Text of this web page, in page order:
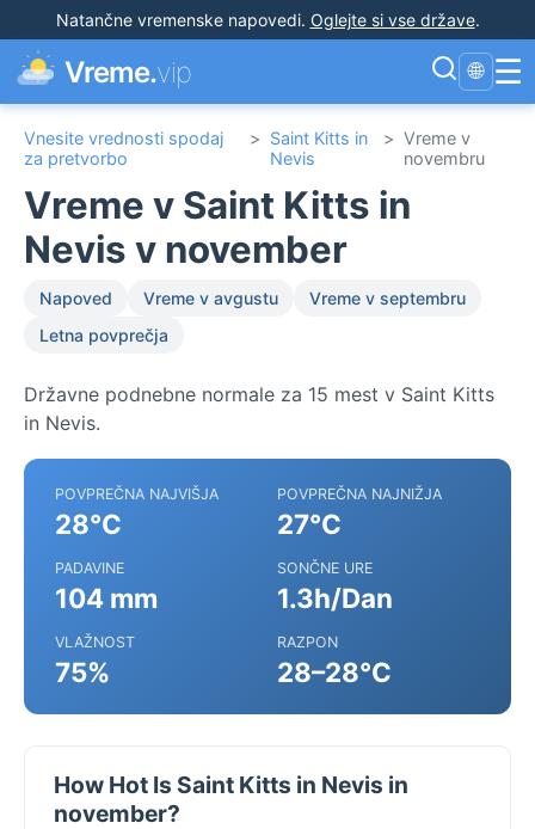
Natančne vremenske napovedi. Oglejte si vse države.
Vreme.vip 🌐 ☰
Vnesite vrednosti spodaj
za pretvorbo
> Saint Kitts in
Nevis
> Vreme v
novembru
Vreme v Saint Kitts in
Nevis v november
Napoved Vreme v avgustu
Vreme v septembru
Letna povprečja
Državne podnebne normale za 15 mest v Saint Kitts
in Nevis.
POVPREČNA NAJVIŠJA
28°C
POVPREČNA NAJNIŽJA
27°C
PADAVINE
104 mm
SONČNE URE
1.3h/Dan
VLAŽNOST
75%
RAZPON
28–28°C
How Hot Is Saint Kitts in Nevis in
november?